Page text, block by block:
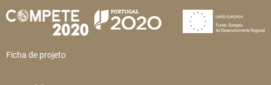
Ficha de projeto